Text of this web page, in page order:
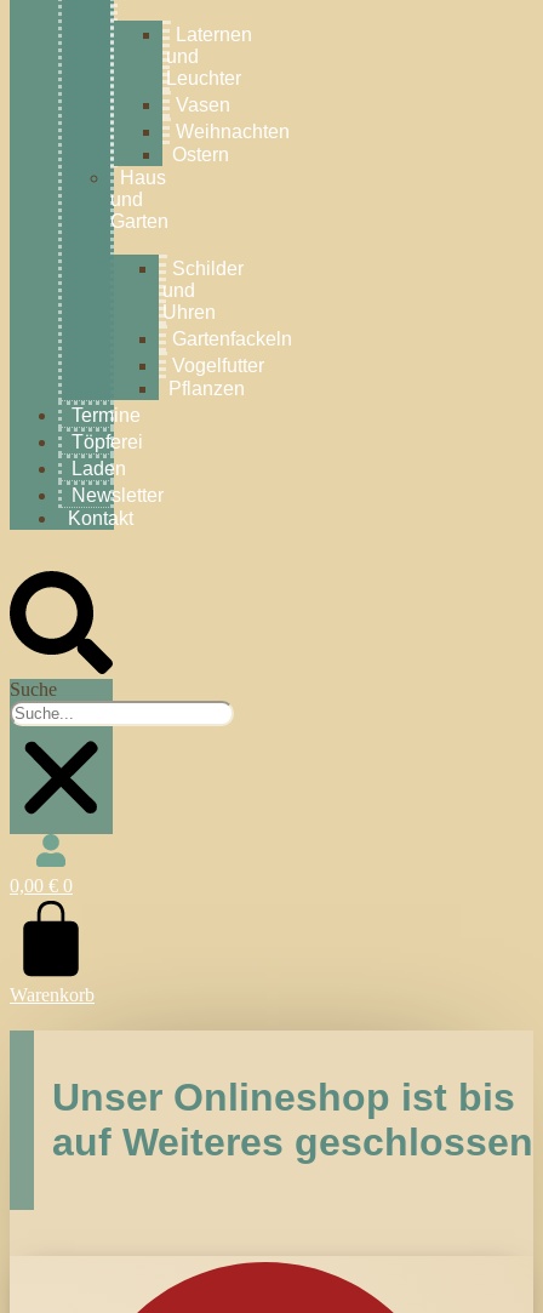
Laternen
und
Leuchter
Vasen
Weihnachten
Ostern
Haus
und
Garten
Schilder
und
Uhren
Gartenfackeln
Vogelfutter
Pflanzen
Termine
Töpferei
Laden
Newsletter
Kontakt
Suche
0,00 € 0
Warenkorb
Unser Onlineshop ist bis
auf Weiteres geschlossen